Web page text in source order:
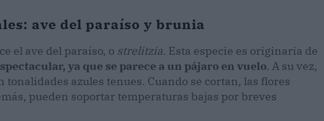
ave del paraíso y brunia
el ave del paraíso, o strelitzia. Esta especie es originaria de
ya que se parece a un pájaro en vuelo. A su vez,
tonalidades azules tenues. Cuando se cortan, las flores
pueden soportar temperaturas bajas por breves